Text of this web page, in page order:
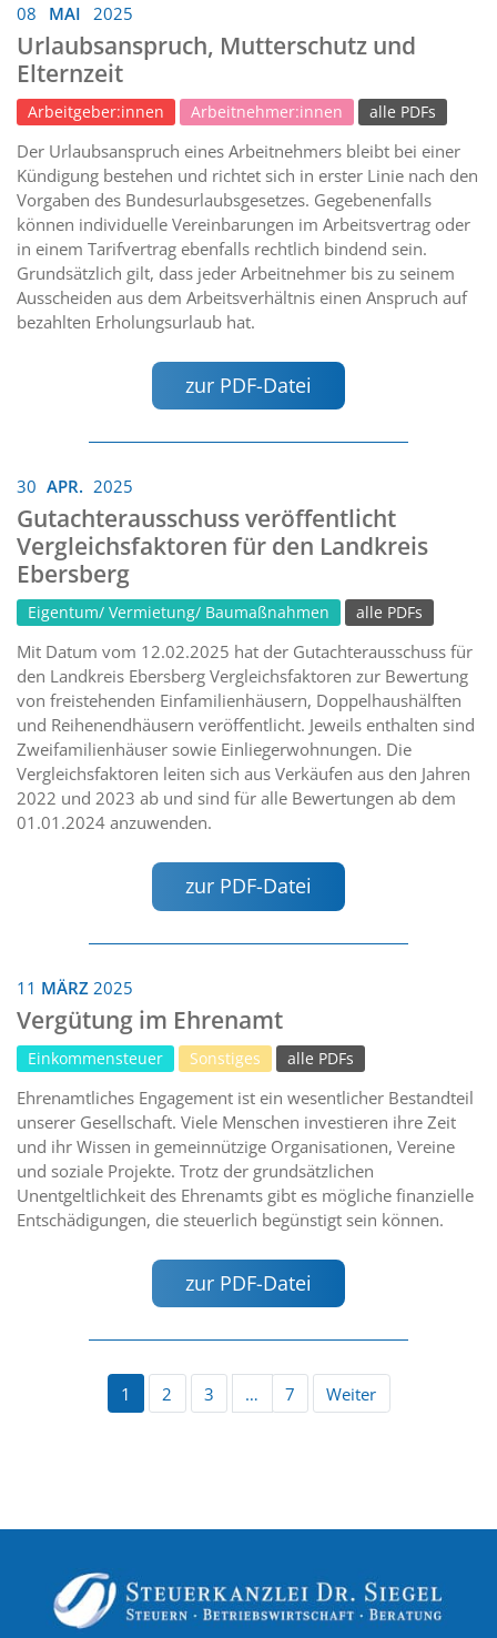
08 MAI 2025
Urlaubsanspruch, Mutterschutz und
Elternzeit
Arbeitgeber:innen Arbeitnehmer:innen alle PDFs
Der Urlaubsanspruch eines Arbeitnehmers bleibt bei einer
Kündigung bestehen und richtet sich in erster Linie nach den
Vorgaben des Bundesurlaubsgesetzes. Gegebenenfalls
können individuelle Vereinbarungen im Arbeitsvertrag oder
in einem Tarifvertrag ebenfalls rechtlich bindend sein.
Grundsätzlich gilt, dass jeder Arbeitnehmer bis zu seinem
Ausscheiden aus dem Arbeitsverhältnis einen Anspruch auf
bezahlten Erholungsurlaub hat.
zur PDF-Datei
30 APR. 2025
Gutachterausschuss veröffentlicht
Vergleichsfaktoren für den Landkreis
Ebersberg
Eigentum/ Vermietung/ Baumaßnahmen alle PDFs
Mit Datum vom 12.02.2025 hat der Gutachterausschuss für
den Landkreis Ebersberg Vergleichsfaktoren zur Bewertung
von freistehenden Einfamilienhäusern, Doppelhaushälften
und Reihenendhäusern veröffentlicht. Jeweils enthalten sind
Zweifamilienhäuser sowie Einliegerwohnungen. Die
Vergleichsfaktoren leiten sich aus Verkäufen aus den Jahren
2022 und 2023 ab und sind für alle Bewertungen ab dem
01.01.2024 anzuwenden.
zur PDF-Datei
11 MÄRZ 2025
Vergütung im Ehrenamt
Einkommensteuer Sonstiges alle PDFs
Ehrenamtliches Engagement ist ein wesentlicher Bestandteil
unserer Gesellschaft. Viele Menschen investieren ihre Zeit
und ihr Wissen in gemeinnützige Organisationen, Vereine
und soziale Projekte. Trotz der grundsätzlichen
Unentgeltlichkeit des Ehrenamts gibt es mögliche finanzielle
Entschädigungen, die steuerlich begünstigt sein können.
zur PDF-Datei
1 2 3 … 7 Weiter